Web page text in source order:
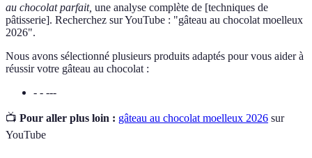
au chocolat parfait, une analyse complète de [techniques de
pâtisserie]. Recherchez sur YouTube : "gâteau au chocolat moelleux
2026".
Nous avons sélectionné plusieurs produits adaptés pour vous aider à
réussir votre gâteau au chocolat :
- - ---
📺 Pour aller plus loin : gâteau au chocolat moelleux 2026 sur
YouTube